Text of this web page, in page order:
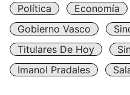
Política Economía
Gobierno Vasco
Titulares De Hoy
Imanol Pradales